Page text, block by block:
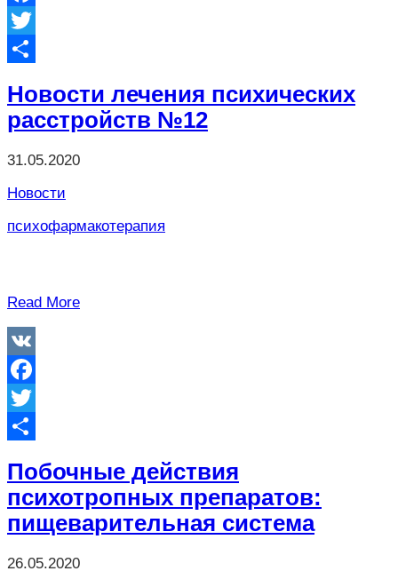
Facebook
Twitter
Новости лечения психических
расстройств №12
31.05.2020
Новости
психофармакотерапия
Read More
VK
Facebook
Twitter
Побочные действия
психотропных препаратов:
пищеварительная система
26.05.2020